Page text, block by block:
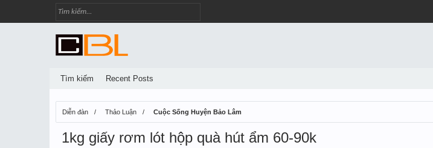
Diễn đàn Thảo Luận Cuộc Sống Huyện Bảo Lâm
1kg giấy rơm lót hộp quà hút ẩm 60-90k
Tìm kiếm Recent Posts